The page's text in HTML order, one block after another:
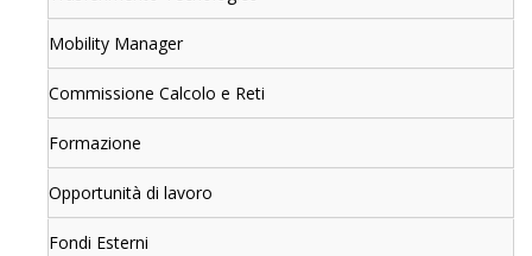
Mobility Manager
Commissione Calcolo e Reti
Formazione
Opportunità di lavoro
Fondi Esterni